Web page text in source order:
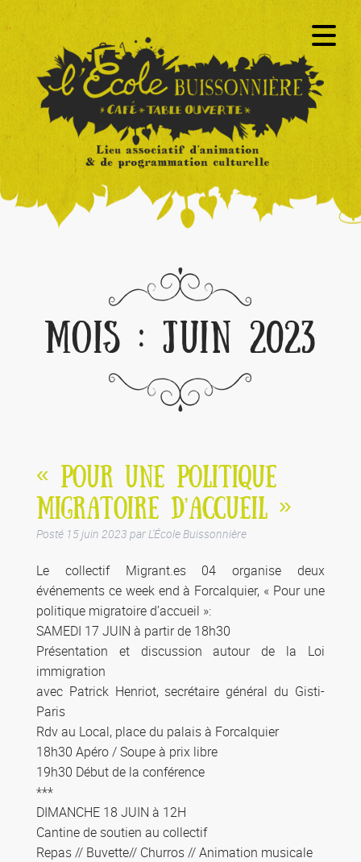
MOIS :JUIN 2023
« POUR UNE POLITIQUE
MIGRATOIRE D’ACCUEIL »
Posté 15 juin 2023 par L'École Buissonnière
Le collectif Migrant.es 04 organise deux
événements ce week end à Forcalquier, « Pour une
politique migratoire d’accueil »:
SAMEDI 17 JUIN à partir de 18h30
Présentation et discussion autour de la Loi
immigration
avec Patrick Henriot, secrétaire général du Gisti-
Paris
Rdv au Local, place du palais à Forcalquier
18h30 Apéro / Soupe à prix libre
19h30 Début de la conférence
***
DIMANCHE 18 JUIN à 12H
Cantine de soutien au collectif
Repas // Buvette// Churros // Animation musicale